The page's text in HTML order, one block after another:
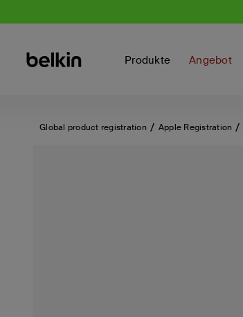
Produkte Angebot
Global product registration Apple Registration